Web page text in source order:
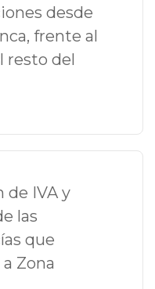
desde
frente al
resto del
de IVA y
las
que
Zona